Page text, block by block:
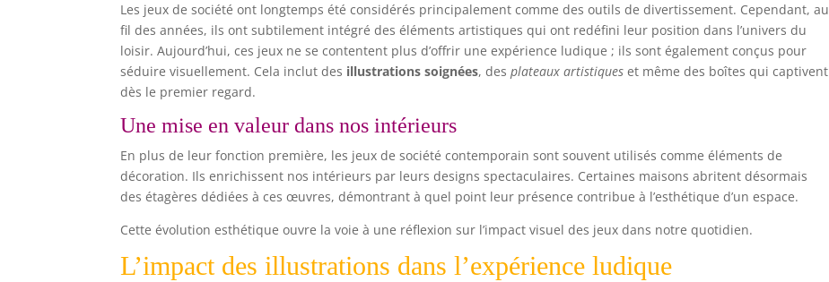
Les jeux de société ont longtemps été considérés principalement comme des outils de divertissement. Cependant, au
fil des années, ils ont subtilement intégré des éléments artistiques qui ont redéfini leur position dans l’univers du
loisir. Aujourd’hui, ces jeux ne se contentent plus d’offrir une expérience ludique ; ils sont également conçus pour
séduire visuellement. Cela inclut des illustrations soignées, desplateaux artistiques et même des boîtes qui captivent
dès le premier regard.
Une mise en valeur dans nos intérieurs
En plus de leur fonction première, les jeux de société contemporain sont souvent utilisés comme éléments de
décoration. Ils enrichissent nos intérieurs par leurs designs spectaculaires. Certaines maisons abritent désormais
des étagères dédiées à ces œuvres, démontrant à quel point leur présence contribue à l’esthétique d’un espace.
Cette évolution esthétique ouvre la voie à une réflexion sur l’impact visuel des jeux dans notre quotidien.
L’impact des illustrations dans l’expérience ludique